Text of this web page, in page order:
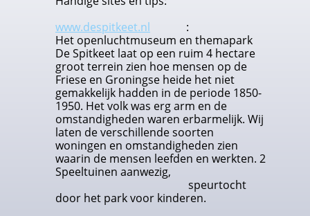
www.despitkeet.nl :
Het openluchtmuseum en themapark
De Spitkeet laat op een ruim 4 hectare
groot terrein zien hoe mensen op de
Friese en Groningse heide het niet
gemakkelijk hadden in de periode 1850-
1950. Het volk was erg arm en de
omstandigheden waren erbarmelijk. Wij
laten de verschillende soorten
woningen en omstandigheden zien
waarin de mensen leefden en werkten. 2
Speeltuinen aanwezig,
speurtocht
door het park voor kinderen.